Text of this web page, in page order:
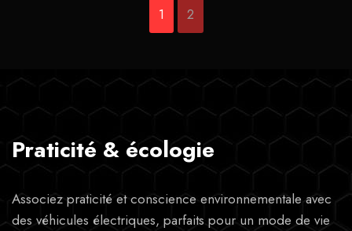
1 2
Praticité & écologie
Associez praticité et conscience environnementale avec
des véhicules électriques, parfaits pour un mode de vie